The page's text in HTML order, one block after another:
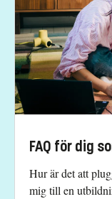
FAQ för dig
Hur är det att
mig till en